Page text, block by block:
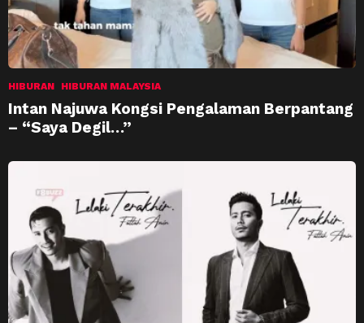
HIBURAN HIBURAN MALAYSIA
Intan Najuwa Kongsi Pengalaman Berpantang
– “Saya Degil…”